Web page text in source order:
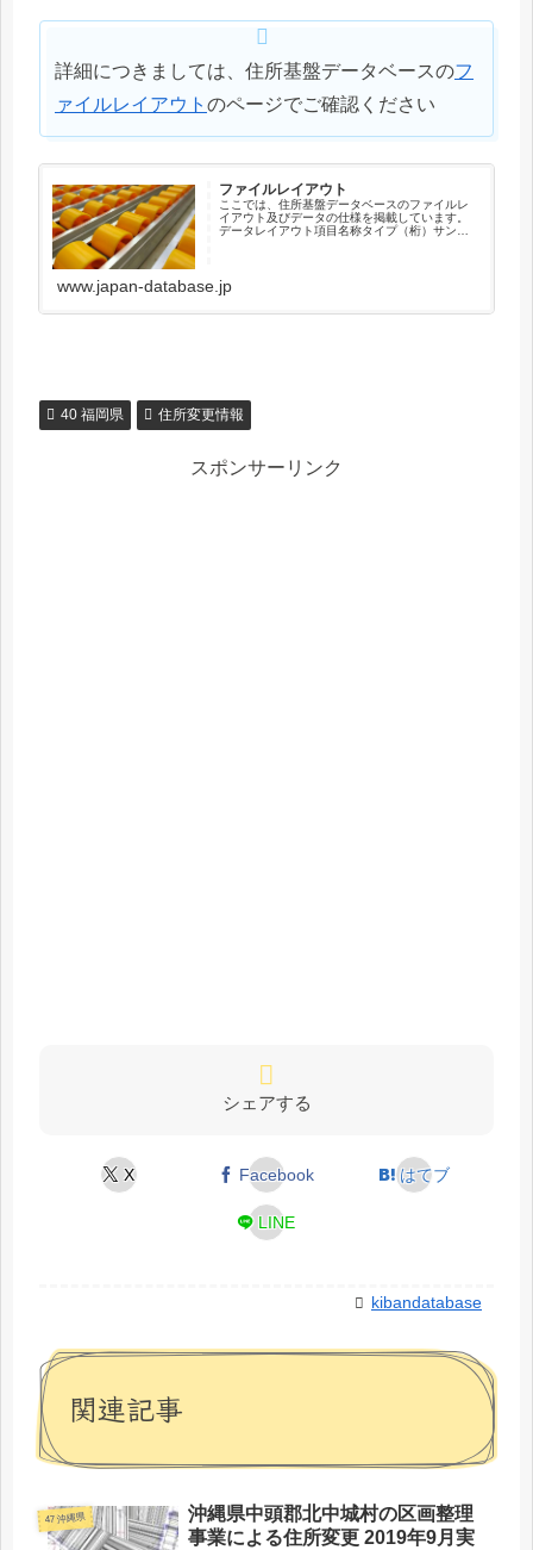
詳細につきましては、住所基盤データベースのフ
ァイルレイアウト のページでご確認ください
ファイルレイアウト
ここでは、住所基盤データベースのファイルレ
イアウト及びデータの仕様を掲載しています。
データレイアウト項目名称タイプ（桁）サンプ
www.japan-database.jp
40 福岡県 住所変更情報
スポンサーリンク
シェアする
X Facebook はてブ
LINE
kibandatabase
関連記事
47 沖縄県
沖縄県中頭郡北中城村の区画整理
事業による住所変更 2019年9月実